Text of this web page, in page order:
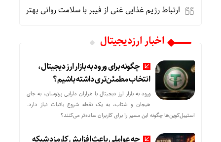
ارتباط رژیم غذایی غنی از فیبر با سلامت روانی بهتر
اخبار ارزدیجیتال
چگونه برای ورود به بازار ارز دیجیتال،
انتخاب مطمئن‌تری داشته باشیم؟
ورود به بازار ارز دیجیتال با هزاران دارایی پرنوسان، به جای
هیجان و شتاب، به یک نقطه شروع باثبات نیاز دارد.
استیبل‌کوین‌ها چگونه این مسیر را برای کاربران ساده‌تر می‌کنند؟
چه عواملی باعث افزایش کارمزد شبکه